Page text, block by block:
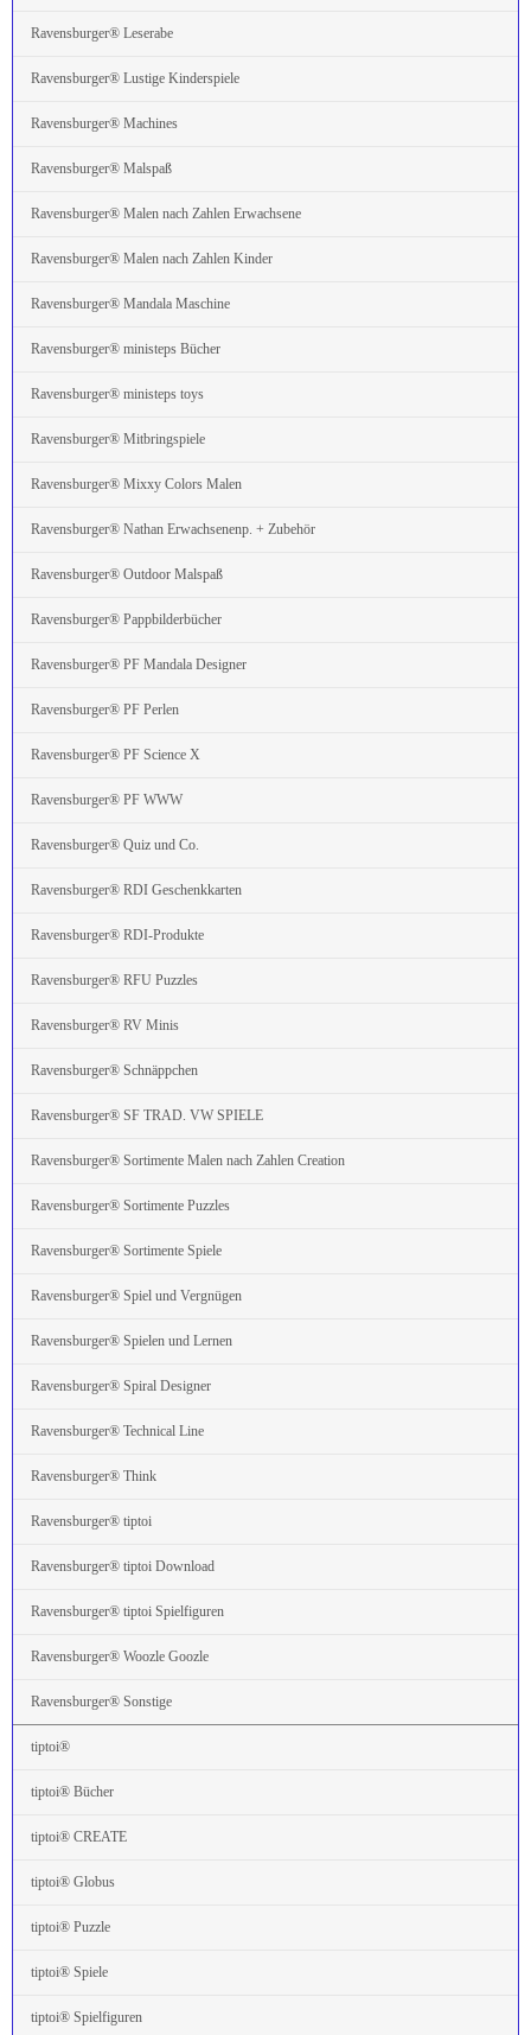
Ravensburger® Leserabe
Ravensburger® Lustige Kinderspiele
Ravensburger® Machines
Ravensburger® Malspaß
Ravensburger® Malen nach Zahlen Erwachsene
Ravensburger® Malen nach Zahlen Kinder
Ravensburger® Mandala Maschine
Ravensburger® ministeps Bücher
Ravensburger® ministeps toys
Ravensburger® Mitbringspiele
Ravensburger® Mixxy Colors Malen
Ravensburger® Nathan Erwachsenenp. + Zubehör
Ravensburger® Outdoor Malspaß
Ravensburger® Pappbilderbücher
Ravensburger® PF Mandala Designer
Ravensburger® PF Perlen
Ravensburger® PF Science X
Ravensburger® PF WWW
Ravensburger® Quiz und Co.
Ravensburger® RDI Geschenkkarten
Ravensburger® RDI-Produkte
Ravensburger® RFU Puzzles
Ravensburger® RV Minis
Ravensburger® Schnäppchen
Ravensburger® SF TRAD. VW SPIELE
Ravensburger® Sortimente Malen nach Zahlen Creation
Ravensburger® Sortimente Puzzles
Ravensburger® Sortimente Spiele
Ravensburger® Spiel und Vergnügen
Ravensburger® Spielen und Lernen
Ravensburger® Spiral Designer
Ravensburger® Technical Line
Ravensburger® Think
Ravensburger® tiptoi
Ravensburger® tiptoi Download
Ravensburger® tiptoi Spielfiguren
Ravensburger® Woozle Goozle
Ravensburger® Sonstige
tiptoi®
tiptoi® Bücher
tiptoi® CREATE
tiptoi® Globus
tiptoi® Puzzle
tiptoi® Spiele
tiptoi® Spielfiguren